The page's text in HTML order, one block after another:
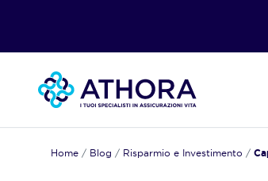
Home / Blog / Risparmio e Investimento /